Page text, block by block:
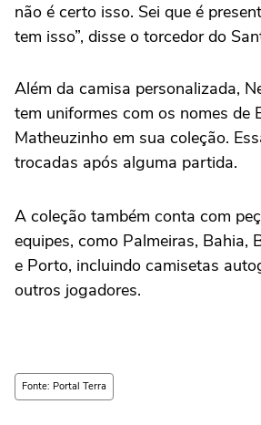
não é certo isso. Sei que é
tem isso”, disse o torcedor do
Além da camisa personalizada,
tem uniformes com os nomes de
Matheuzinho em sua coleção.
trocadas após alguma partida.
A coleção também conta com
equipes, como Palmeiras, Bahia,
e Porto, incluindo camisetas
outros jogadores.
Fonte: Portal Terra